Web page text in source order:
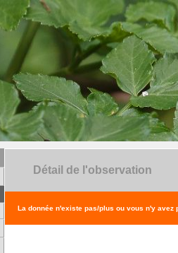
Détail de l'observation
La donnée n'existe pas/plus ou vous n'y avez